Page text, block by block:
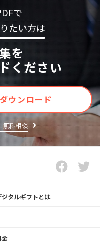
で
たい方は
を
ください
ウンロード
無料相談
ジタルギフトとは
金